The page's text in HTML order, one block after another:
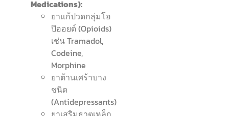
Medications):
ยาแก้ปวดกลุ่มโอ
ปิออยด์ (Opioids)
เช่น Tramadol,
Codeine,
Morphine
ยาต้านเศร้าบาง
ชนิด
(Antidepressants)